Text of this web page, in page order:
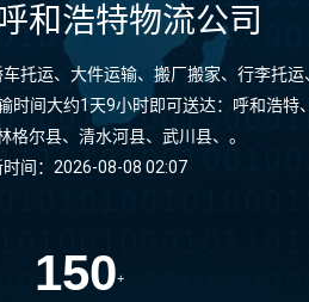
和浩特物流公司
托运、大件运输、搬厂搬家、行李托
间大约1天9小时即可送达：呼和浩
格尔县、清水河县、武川县、。
时间：2026-08-08 02:07
150+